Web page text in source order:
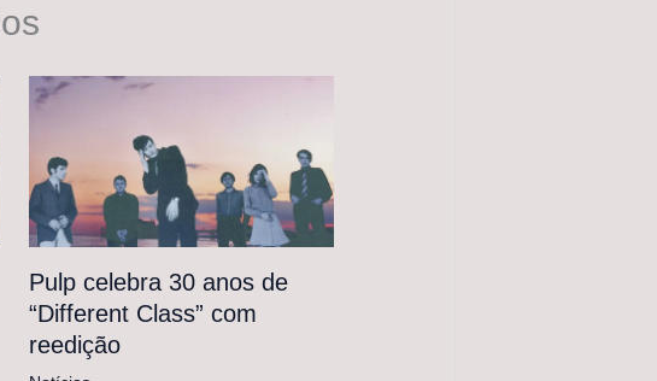
Pulp celebra 30 anos de
“Different Class” com
reedição